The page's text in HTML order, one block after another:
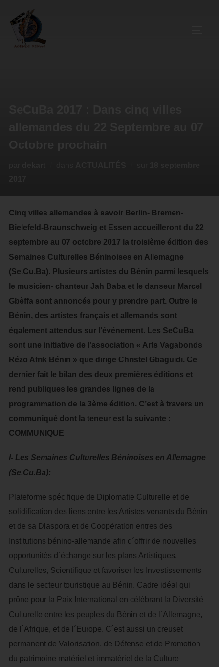
Cinq villes allemandes à savoir Berlin- Bremen-
Bielefeld-Braunschweig et Essen accueilleront du 22
septembre au 07 octobre 2017 la troisième édition des
Semaines Culturelles Béninoises en Allemagne
(Se.Cu.Ba). Plusieurs artistes du Bénin parmi lesquels
le musicien- chanteur Jah Baba et le danseur Marcel
Gbèffa sont annoncés pour y prendre part. Outre le
Bénin, des artistes français et allemands sont
également attendus sur l’événement. Les SeCuBa
sont une initiative de l’association « Arts Vagabonds
Rézo Afrik Bénin » que dirige Christel Gbaguidi. Ce
dernier fait le bilan des deux premières éditions et
rend publiques les grandes lignes de la
programmation de la 3ème édition. C’est à travers un
communiqué dont la teneur est la suivante :
COMMUNIQUE
I- Les Semaines Culturelles Béninoises en Allemagne
(Se.Cu.Ba):
Plateforme spécifique de Diplomatie Culturelle et de
solidification des liens entre les Artistes venants du Bénin
et de sa Diaspora et de Coopération entres des
Institutions bénino-allemande afin d´offrir de nouvelles
opportunités d´échange sur les plans Artistiques,
Culturelles, Scientifique et favoriser les Investissements
dans le secteur touristique au Bénin. Cadre idéal qui
prône pour la Paix International en célébrant la Diversité
Culturelle entre les peuples du Bénin et de l´Allemagne,
de l´Afrique, et de l´Europe. C´est aussi un creuset
permanent de Valorisation, de Défense et de Promotion
du patrimoine matériel et immatériel de la Culture